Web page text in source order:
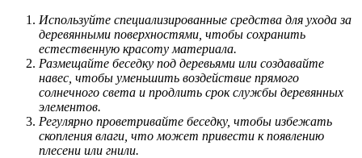
Используйте специализированные средства для ухода за
деревянными поверхностями, чтобы сохранить
естественную красоту материала.
Размещайте беседку под деревьями или создавайте
навес, чтобы уменьшить воздействие прямого
солнечного света и продлить срок службы деревянных
элементов.
Регулярно проветривайте беседку, чтобы избежать
скопления влаги, что может привести к появлению
плесени или гнили.